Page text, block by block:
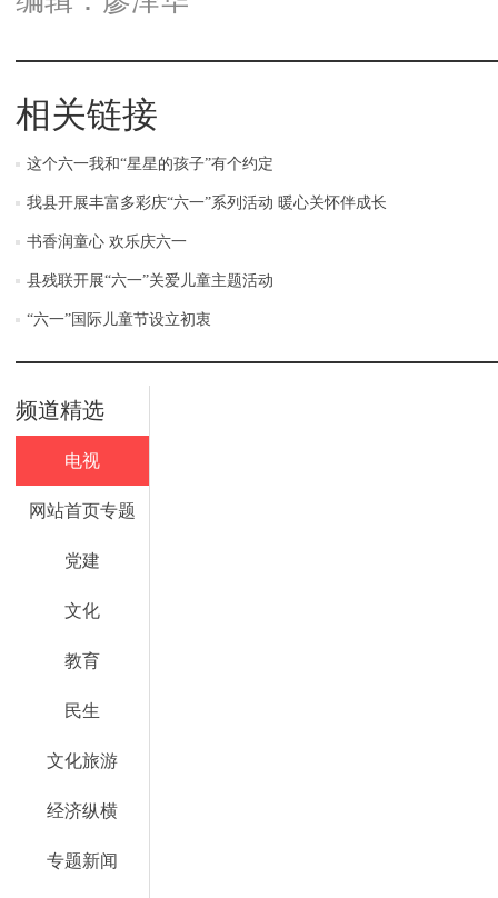
相关链接
这个六一我和“星星的孩子”有个约定
我县开展丰富多彩庆“六一”系列活动 暖心关怀伴成长
书香润童心 欢乐庆六一
县残联开展“六一”关爱儿童主题活动
“六一”国际儿童节设立初衷
频道精选
电视
网站首页专题
党建
文化
教育
民生
文化旅游
经济纵横
专题新闻